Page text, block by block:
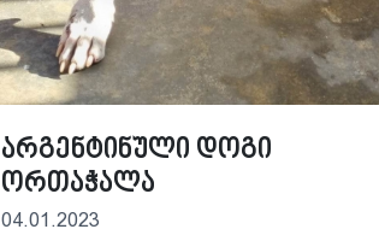
არგენტინული დოგი
ორთაჭალა
04.01.2023